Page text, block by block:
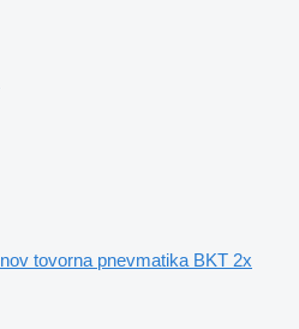
nov tovorna pnevmatika BKT 2x